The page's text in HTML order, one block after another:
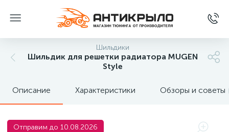
Шильдики
Шильдик для решетки радиатора MUGEN
Style
Описание Характеристики Обзоры и советы
Отправим до 10.08.2026